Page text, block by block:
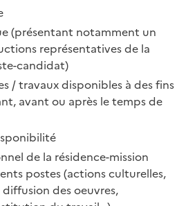
(présentant notamment un
représentatives de la
candidat)
/ travaux disponibles à des fins
avant ou après le temps de
de la résidence-mission
postes (actions culturelles,
des oeuvres,